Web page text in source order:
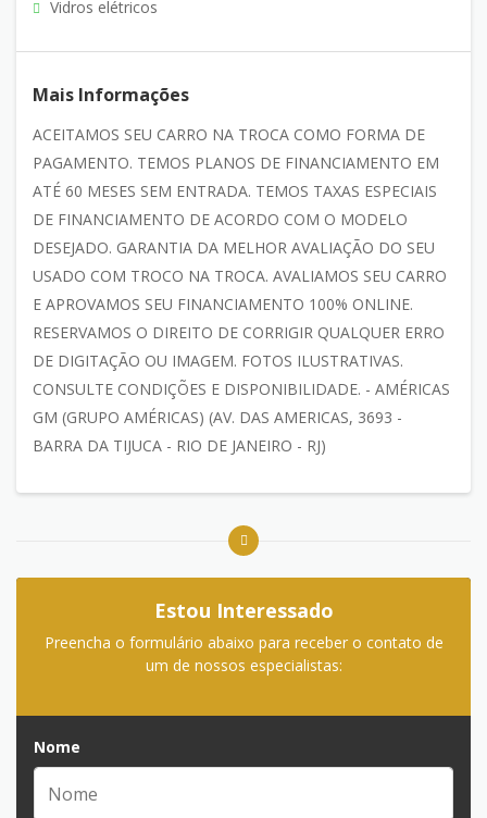
Vidros elétricos
Mais Informações
ACEITAMOS SEU CARRO NA TROCA COMO FORMA DE
PAGAMENTO. TEMOS PLANOS DE FINANCIAMENTO EM
ATÉ 60 MESES SEM ENTRADA. TEMOS TAXAS ESPECIAIS
DE FINANCIAMENTO DE ACORDO COM O MODELO
DESEJADO. GARANTIA DA MELHOR AVALIAÇÃO DO SEU
USADO COM TROCO NA TROCA. AVALIAMOS SEU CARRO
E APROVAMOS SEU FINANCIAMENTO 100% ONLINE.
RESERVAMOS O DIREITO DE CORRIGIR QUALQUER ERRO
DE DIGITAÇÃO OU IMAGEM. FOTOS ILUSTRATIVAS.
CONSULTE CONDIÇÕES E DISPONIBILIDADE. - AMÉRICAS
GM (GRUPO AMÉRICAS) (AV. DAS AMERICAS, 3693 -
BARRA DA TIJUCA - RIO DE JANEIRO - RJ)
Estou Interessado
Preencha o formulário abaixo para receber o contato de
um de nossos especialistas:
Nome